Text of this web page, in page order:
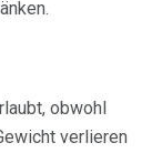
obwohl
verlieren